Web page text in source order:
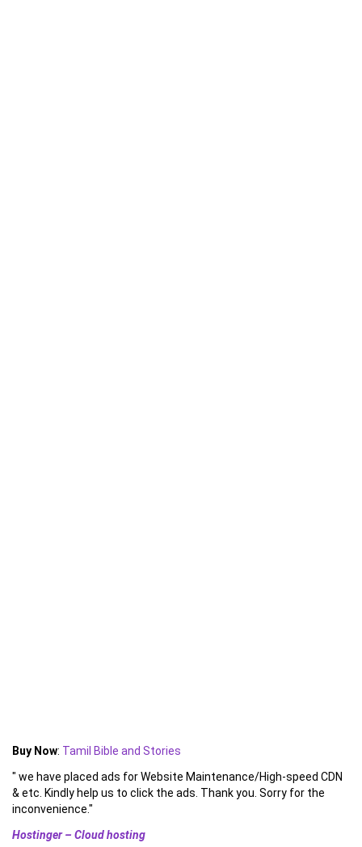
Buy Now: Tamil Bible and Stories
" we have placed ads for Website Maintenance/High-speed CDN
& etc. Kindly help us to click the ads. Thank you. Sorry for the
inconvenience."
Hostinger – Cloud hosting